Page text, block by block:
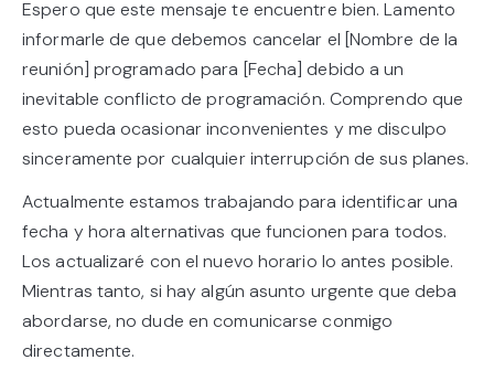
Espero que este mensaje te encuentre bien. Lamento
informarle de que debemos cancelar el [Nombre de la
reunión] programado para [Fecha] debido a un
inevitable conflicto de programación. Comprendo que
esto pueda ocasionar inconvenientes y me disculpo
sinceramente por cualquier interrupción de sus planes.
Actualmente estamos trabajando para identificar una
fecha y hora alternativas que funcionen para todos.
Los actualizaré con el nuevo horario lo antes posible.
Mientras tanto, si hay algún asunto urgente que deba
abordarse, no dude en comunicarse conmigo
directamente.